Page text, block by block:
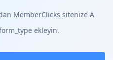
MemberClicks sitenize A
ekleyin.